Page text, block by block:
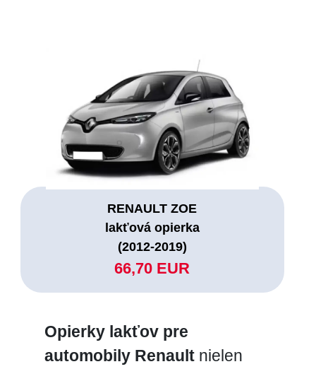
RENAULT ZOE
lakťová opierka
(2012-2019)
66,70 EUR
Opierky lakťov pre
automobily Renaultnielen